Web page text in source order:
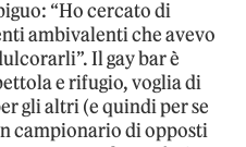
“Ho cercato di
ambivalenti che avevo
Il gay bar è
e rifugio, voglia di
gli altri (e quindi per se
campionario di opposti